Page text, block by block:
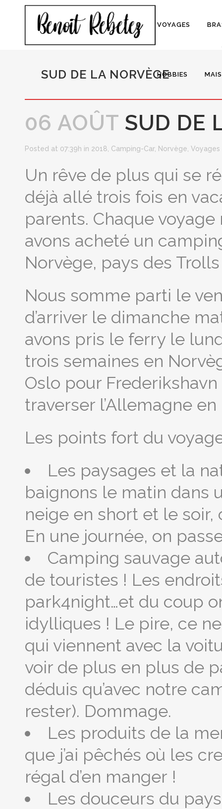
VOYAGES
HOBBIES
SUD DE LA NORVÈGE
06 AOÛT SUD DE
Posted at 07:39h in 2018 Camping-Car, Norvège Voyages
Un rêve de plus qui se
déjà allé trois fois en
parents. Chaque
avons acheté un
Norvège, pays des
Nous somme parti le
d’arriver le dimanche
avons pris le ferry le
trois semaines en
Oslo pour
traverser l’Allemagne en
Les points fort du
Les paysages et la
baignons le matin dans
neige en short et le
En une journée, on
Camping sauvage
de touristes ! Les
park4night…et du coup
idylliques ! Le pire, ce
qui viennent avec la
voir de plus en plus de
déduis qu’avec notre
rester). Dommage.
Les produits de la
que j’ai pêchés où les
régal d’en manger !
Les douceurs du